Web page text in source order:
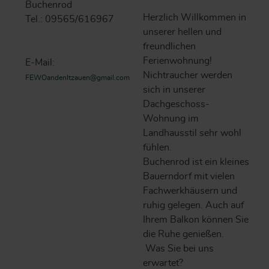
Buchenrod
Tel.: 09565/616967
E-Mail:
FEWOandenItzauen@gmail.com
Herzlich Willkommen in
unserer hellen und
freundlichen
Ferienwohnung!
Nichtraucher werden
sich in unserer
Dachgeschoss-
Wohnung im
Landhausstil sehr wohl
fühlen.
Buchenrod ist ein kleines
Bauerndorf mit vielen
Fachwerkhäusern und
ruhig gelegen. Auch auf
Ihrem Balkon können Sie
die Ruhe genießen.
Was Sie bei uns
erwartet?